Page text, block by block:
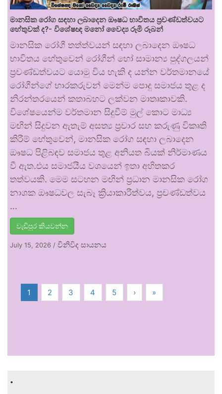
මානසික රෝග සඳහා ලබාදෙන ඖෂධ භාවිතය ප්‍රචණ්ඩත්වයට
හේතුවක් ද?- විශේෂඥ මනෝ වෛද්‍ය රූමි රූබන්
මානසික රෝගී තත්ත්වයන් සඳහා ලබාදෙන ඖෂධ
භාවිතය හේතුවෙන් රෝගීන් හෝ සාමාන්‍ය පුද්ගලයන්
ප්‍රචණ්ඩත්වයට යොමු විය හැකි ද යන්න වර්තමානයේ
රෝගීන්ගේ භාරකරුවන් මෙන්ම පොදු සමාජය තුළ ද
නිරන්තරයෙන් කතාබහට ලක්වන මාතෘකාවකි.
විශේෂයෙන්ම වර්තමාන සිදුවීම් මුල් කොට මාධ්‍ය
මඟින් සිදුවන ඇතැම් අසත්‍ය ප්‍රචාර සහ කරුණු විකෘති
කිරීම් හේතුවෙන්, මානසික රෝග සඳහා ලබාදෙන
ඖෂධ පිළිබඳව සමාජය තුළ අනියත බියක් නිර්මාණය
වී ඇත.එය සමාජයීය වශයෙන් ඉතා අහිතකර
තත්වයකි. මෙම සටහන මඟින් ප්‍රධාන මානසික රෝග
නාශක ඖෂධවල සැබෑ ක්‍රියාකාරීත්වය, ප්‍රචණ්ඩත්වය
…
වැඩිපුර කියවන්න
July 15, 2026 / විනිවිද සායනය
1 2 3 4 5 › »
.